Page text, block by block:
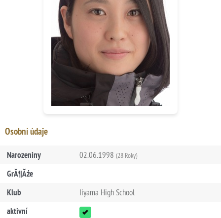
Osobní údaje
Narozeniny 02.06.1998 (28 Roky)
GrĂ¶Ăźe
Klub
Iiyama High School
aktivní